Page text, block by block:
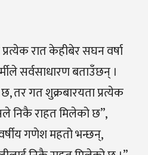
रात केहीबेर सघन वर्षा
सर्वसाधारण बताउँछन् ।
तर गत शुक्रबारयता प्रत्येक
निकै राहत मिलेको छ”,
गणेश महतो भन्छन्,